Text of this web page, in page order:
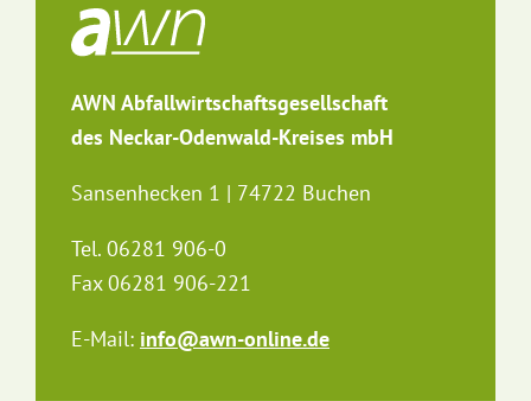
AWN Abfallwirtschaftsgesellschaft
des Neckar-Odenwald-Kreises mbH
Sansenhecken 1 | 74722 Buchen
Tel. 06281 906-0
Fax 06281 906-221
E-Mail: info@awn-online.de